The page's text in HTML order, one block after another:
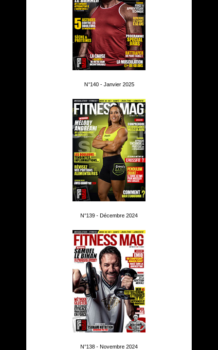
N°140 - Janvier 2025
N°139 - Décembre 2024
N°138 - Novembre 2024